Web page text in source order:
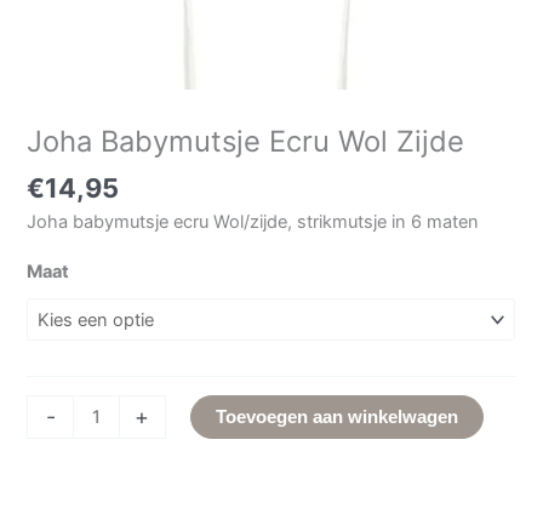
Joha Babymutsje Ecru Wol Zijde
€14,95
Joha babymutsje ecru Wol/zijde, strikmutsje in 6 maten
Maat
- + Toevoegen aan winkelwagen